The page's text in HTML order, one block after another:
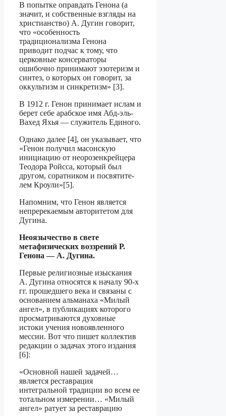
В попытке оправдать Генона (а
значит, и собственные взгляды на
христианство) А. Дугин говорит,
что «особенность
традиционализма Генона
приводит подчас к тому, что
церковные консерваторы
ошибочно принимают эзотеризм и
синтез, о ко­торых он говорит, за
оккультизм и синкретизм» [3].
В 1912 г. Генон принимает ислам и
берет себе арабское имя Абд-эль-
Вахед Яхья — служитель Единого.
Однако далее [4], он указывает, что
«Генон получил масонскую
инициацию от неорозенкрейцера
Теодора Ройсса, который был
другом, соратником и посвятите-
лем Кроули»[5].
Напомним, что Генон является
непререкаемым авторитетом для
Дугина.
Неоязычество в свете
метафизических воззрений Р.
Генона — А. Дугина.
Первые религиозные изыскания
А. Дугина относятся к началу 90-х
гг. прошед­шего века и связаны с
основанием альманаха «Милый
ангел», в публикациях которо­го
просматриваются духовные
истоки учения новоявленного
мессии. Вот что пишет коллектив
редакции о задачах этого издания
[6]:
«Основной нашей задачей…
является реставрация
интегральной традиции во всем ее
тотальном измерении… «Милый
ангел» ратует за реставрацию